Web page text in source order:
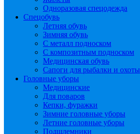
Одноразовая спецодежда
Спецобувь
Летняя обувь
Зимняя обувь
С металл подноском
С композитным подноском
Медицинская обувь
Сапоги для рыбалки и охоты
Головные уборы
Медицинские
Для поваров
Кепки, фуражки
Зимние головные уборы
Летние головные уборы
Подшлемники